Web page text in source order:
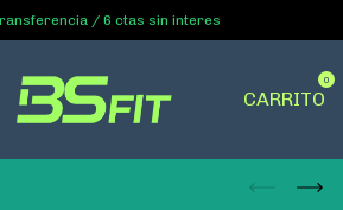
/ 6 ctas sin interes
CARRITO
0